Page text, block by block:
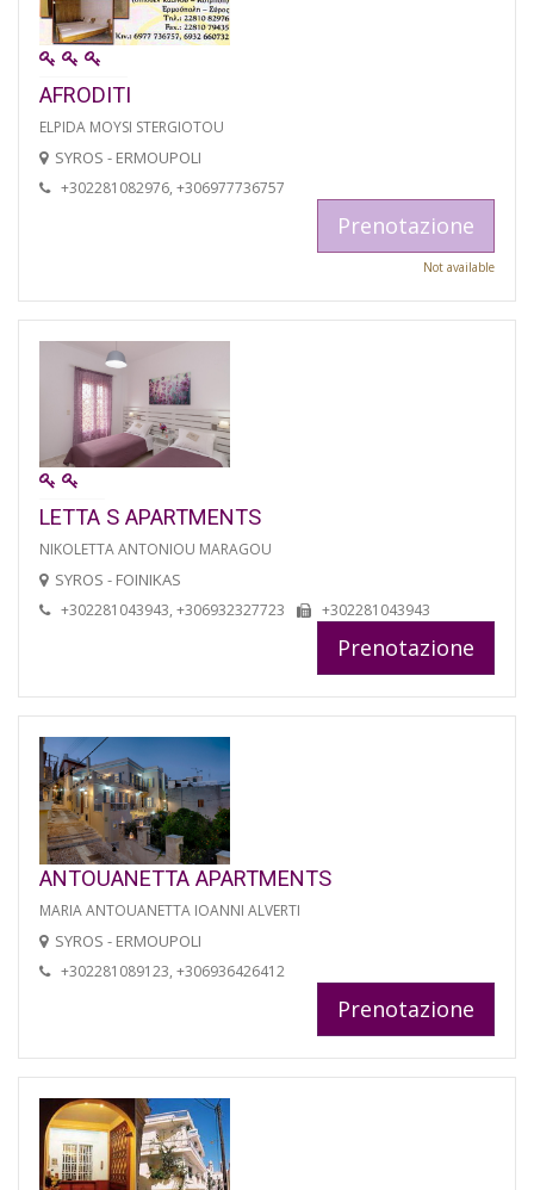
AFRODITI
ELPIDA MOYSI STERGIOTOU
SYROS - ERMOUPOLI
+302281082976, +306977736757
Prenotazione
Not available
LETTA S APARTMENTS
NIKOLETTA ANTONIOU MARAGOU
SYROS - FOINIKAS
+302281043943, +306932327723 +302281043943
Prenotazione
ANTOUANETTA APARTMENTS
MARIA ANTOUANETTA IOANNI ALVERTI
SYROS - ERMOUPOLI
+302281089123, +306936426412
Prenotazione